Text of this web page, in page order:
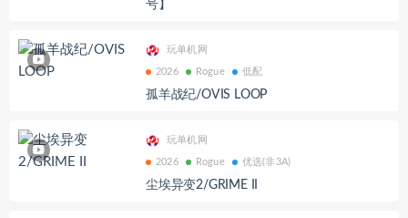
号】
玩单机网
2026 Rogue 低配
孤羊战纪/OVIS LOOP
玩单机网
2026 Rogue 优选(非3A)
尘埃异变2/GRIME II